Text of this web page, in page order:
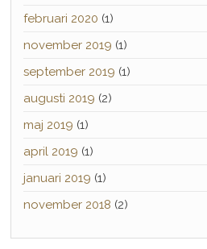
februari 2020 (1)
november 2019 (1)
september 2019 (1)
augusti 2019 (2)
maj 2019 (1)
april 2019 (1)
januari 2019 (1)
november 2018 (2)